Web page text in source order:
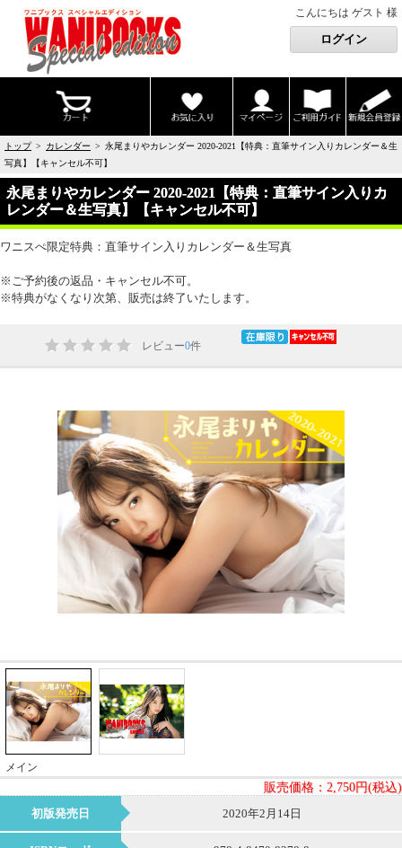
こんにちは ゲスト 様
トップ> カレンダー > 永尾まりやカレンダー 2020-2021【特典：直筆サイン入りカレンダー＆生
写真】【キャンセル不可】
永尾まりやカレンダー 2020-2021【特典：直筆サイン入りカ
レンダー＆生写真】【キャンセル不可】
ワニスぺ限定特典：直筆サイン入りカレンダー＆生写真
※ご予約後の返品・キャンセル不可。
※特典がなくなり次第、販売は終了いたします。
レビュー0件
メイン
販売価格： 2,750円(税込)
初版発売日
2020年2月14日